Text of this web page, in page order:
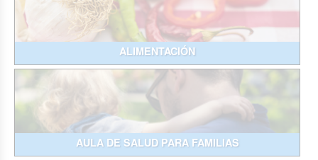
ALIMENTACIÓN
AULA DE SALUD PARA FAMILIAS